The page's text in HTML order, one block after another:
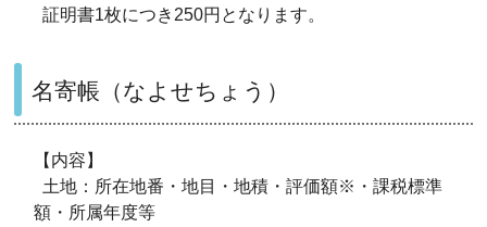
証明書1枚につき250円となります。
名寄帳（なよせちょう）
【内容】
土地：所在地番・地目・地積・評価額※・課税標準
額・所属年度等